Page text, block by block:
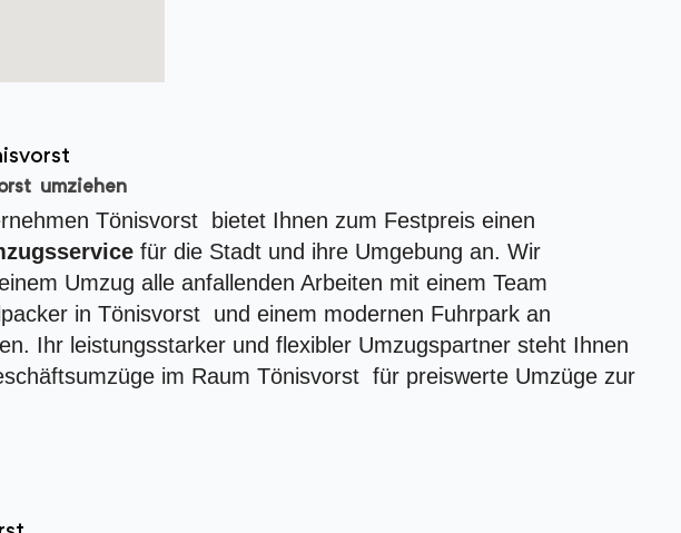
umziehen
Tönisvorst bietet Ihnen zum Festpreis einen
für die Stadt und ihre Umgebung an. Wir
Umzug alle anfallenden Arbeiten mit einem Team
in Tönisvorst und einem modernen Fuhrpark an
Ihr leistungsstarker und flexibler Umzugspartner steht Ihnen
im Raum Tönisvorst für preiswerte Umzüge zur